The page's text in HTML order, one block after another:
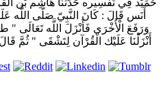
حُمَيْد فِي تَفْسِيره حَدَّثَنَا هَاشِم بْن
أَنَس قَالَ : كَانَ النَّبِيّ صَلَّى اللَّه
وَرَفَعَ الْأُخْرَى فَأَنْزَلَ اللَّه تَعَالَى
أَنْزَلْنَا عَلَيْك الْقُرْآن لِتَشْقَى " ثُمَّ